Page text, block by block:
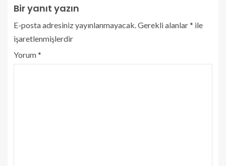
Bir yanıt yazın
E-posta adresiniz yayınlanmayacak.Gerekli alanlar* ile
işaretlenmişlerdir
Yorum*